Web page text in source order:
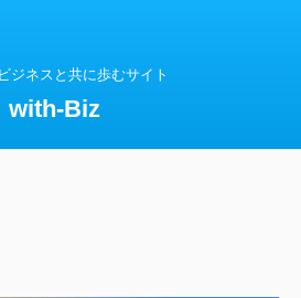
ジネスと共に歩むサイト
with-Biz